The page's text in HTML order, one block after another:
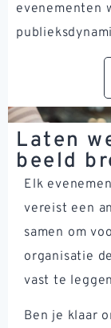
evenementen
Laten
beeld
Elk
vereist een
samen om
organisatie
vast te
Ben je klaar